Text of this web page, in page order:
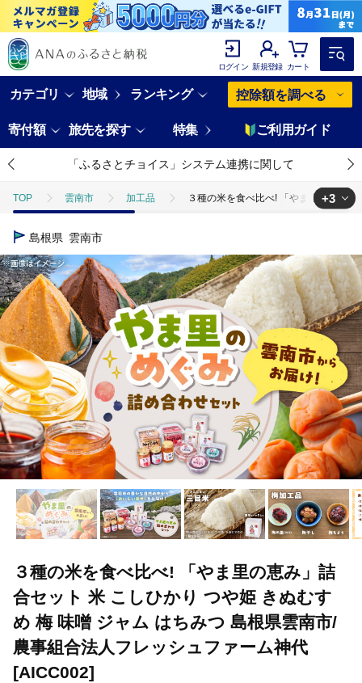
ログイン 新規登録 カート
カテゴリ 地域 ランキング 控除額を調べる
寄付額 旅先を探す 特集 ご利用ガイド
「ふるさとチョイス」システム連携に関して
TOP 雲南市 加工品 ３種の米を食べ比べ! 「やま里の恵み
TOP
TOP 加工食品 缶詰・瓶詰 ジャム ３種の米を食べ比
TOP 加工食品 漬物・梅干 ３種の米を食べ比べ! 「やま里
+3
島根県 雲南市
３種の米を食べ比べ! 「やま里の恵み」詰
合セット 米 こしひかり つや姫 きぬむす
め 梅 味噌 ジャム はちみつ 島根県雲南市/
農事組合法人フレッシュファーム神代
[AICC002]